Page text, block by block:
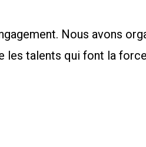
Nous avons
les talents qui font la force